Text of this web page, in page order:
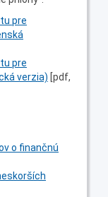
pre
pre
verzia) [pdf,
o finančnú